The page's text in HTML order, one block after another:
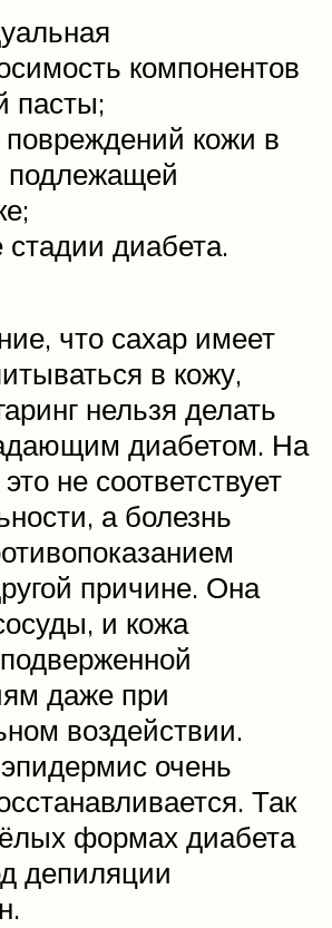
компонентов
пасты;
кожи в
подлежащей
диабета.
что сахар имеет
в кожу,
нельзя делать
диабетом. На
не соответствует
а болезнь
причине. Она
и кожа
даже при
воздействии.
очень
Так
формах диабета
депиляции